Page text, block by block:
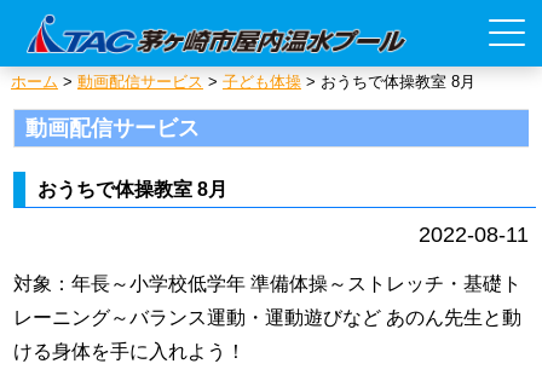
ホーム > 動画配信サービス > 子ども体操> おうちで体操教室 8月
動画配信サービス
おうちで体操教室 8月
2022-08-11
対象：年長～小学校低学年 準備体操～ストレッチ・基礎ト
レーニング～バランス運動・運動遊びなど あのん先生と動
ける身体を手に入れよう！